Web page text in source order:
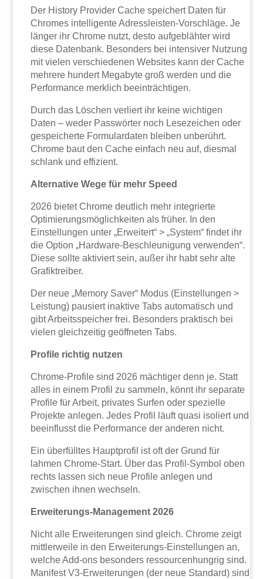
Der History Provider Cache speichert Daten für
Chromes intelligente Adressleisten-Vorschläge. Je
länger ihr Chrome nutzt, desto aufgeblähter wird
diese Datenbank. Besonders bei intensiver Nutzung
mit vielen verschiedenen Websites kann der Cache
mehrere hundert Megabyte groß werden und die
Performance merklich beeinträchtigen.
Durch das Löschen verliert ihr keine wichtigen
Daten – weder Passwörter noch Lesezeichen oder
gespeicherte Formulardaten bleiben unberührt.
Chrome baut den Cache einfach neu auf, diesmal
schlank und effizient.
Alternative Wege für mehr Speed
2026 bietet Chrome deutlich mehr integrierte
Optimierungsmöglichkeiten als früher. In den
Einstellungen unter „Erweitert“ > „System“ findet ihr
die Option „Hardware-Beschleunigung verwenden“.
Diese sollte aktiviert sein, außer ihr habt sehr alte
Grafiktreiber.
Der neue „Memory Saver“ Modus (Einstellungen >
Leistung) pausiert inaktive Tabs automatisch und
gibt Arbeitsspeicher frei. Besonders praktisch bei
vielen gleichzeitig geöffneten Tabs.
Profile richtig nutzen
Chrome-Profile sind 2026 mächtiger denn je. Statt
alles in einem Profil zu sammeln, könnt ihr separate
Profile für Arbeit, privates Surfen oder spezielle
Projekte anlegen. Jedes Profil läuft quasi isoliert und
beeinflusst die Performance der anderen nicht.
Ein überfülltes Hauptprofil ist oft der Grund für
lahmen Chrome-Start. Über das Profil-Symbol oben
rechts lassen sich neue Profile anlegen und
zwischen ihnen wechseln.
Erweiterungs-Management 2026
Nicht alle Erweiterungen sind gleich. Chrome zeigt
mittlerweile in den Erweiterungs-Einstellungen an,
welche Add-ons besonders ressourcenhungrig sind.
Manifest V3-Erweiterungen (der neue Standard) sind